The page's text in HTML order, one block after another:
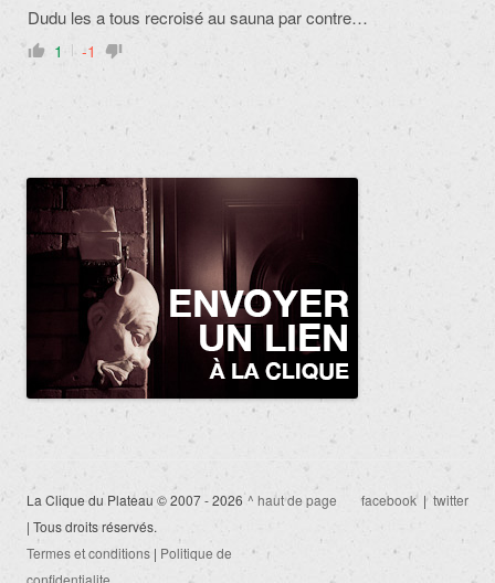
Dudu les a tous recroisé au sauna par contre…
1 -1
La Clique du Plateau © 2007 - 2026
| Tous droits réservés.
Termes et conditions | Politique de
confidentialite
^ haut de page facebook | twitter